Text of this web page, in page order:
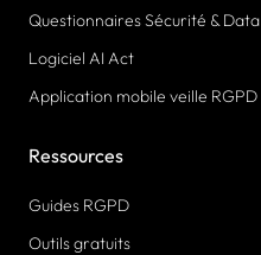
Questionnaires Sécurité & Data
Logiciel AI Act
Application mobile veille RGPD
Ressources
Guides RGPD
Outils gratuits